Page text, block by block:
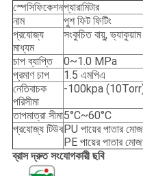
স্পেসিফিকেশনপ্যারামিটার
নাম
পুশ ফিট ফিটিং
প্রযোজ্য
মাধ্যম
সংকুচিত বায়ু, ভ্যাকুয়াম
চাপ ব্যাপ্তি
0~1.0 MPa
প্রমাণ চাপ
1.5 এমপিএ
নেতিবাচক
পরিসীমা
-100kpa
তাপমাত্রা সীমা5°C~60°C
প্রযোজ্য টিউব PU পায়ের পাতার
PE পায়ের পাতার
ব্রাস দ্রুত সংযোগকারী ছবি